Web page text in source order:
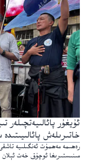
ئۇيغۇر پائالىيەتچىلەر
خاتىرىلەش
رەھىمە مەھمۇت ئەنگىلىيە
مىنىستىرىغا ئوچۇق خەت